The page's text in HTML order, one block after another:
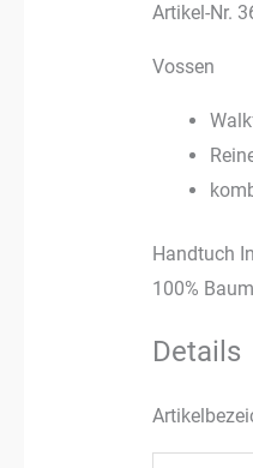
Artikel-Nr.
Vossen
Handtuch
100%
Details